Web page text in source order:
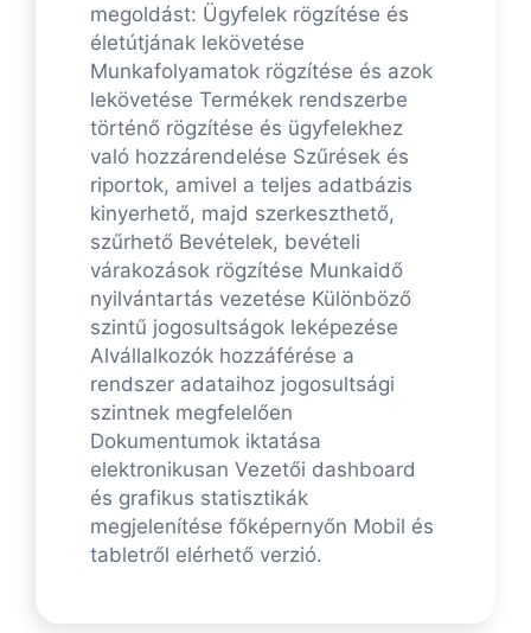
megoldást: Ügyfelek rögzítése és
életútjának lekövetése
Munkafolyamatok rögzítése és azok
lekövetése Termékek rendszerbe
történő rögzítése és ügyfelekhez
való hozzárendelése Szűrések és
riportok, amivel a teljes adatbázis
kinyerhető, majd szerkeszthető,
szűrhető Bevételek, bevételi
várakozások rögzítése Munkaidő
nyilvántartás vezetése Különböző
szintű jogosultságok leképezése
Alvállalkozók hozzáférése a
rendszer adataihoz jogosultsági
szintnek megfelelően
Dokumentumok iktatása
elektronikusan Vezetői dashboard
és grafikus statisztikák
megjelenítése főképernyőn Mobil és
tabletről elérhető verzió.